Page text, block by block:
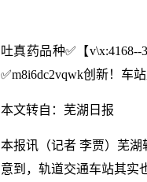
吐真药品种✅【
✅m8i6dc2vqwk创新！车
本文转自：芜湖日报
本报讯（记者 李贾）芜
意到，轨道交通车站其实